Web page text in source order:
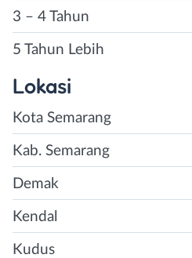
3 – 4 Tahun
5 Tahun Lebih
Lokasi
Kota Semarang
Kab. Semarang
Demak
Kendal
Kudus